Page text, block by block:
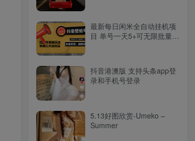
最新每日闲米全自动挂机项
目 单号一天5+可无限批量放
抖音港澳版 支持头条app登
录和手机号登录
5.13好图欣赏-Umeko –
Summer